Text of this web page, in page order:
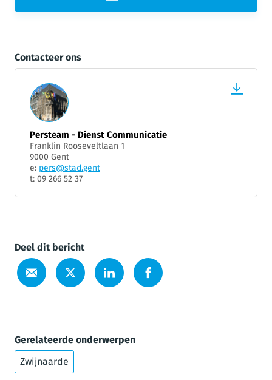
Contacteer ons
Persteam - Dienst Communicatie
Franklin Rooseveltlaan 1
9000 Gent
e: pers@stad.gent
t: 09 266 52 37
Deel dit bericht
Gerelateerde onderwerpen
Zwijnaarde